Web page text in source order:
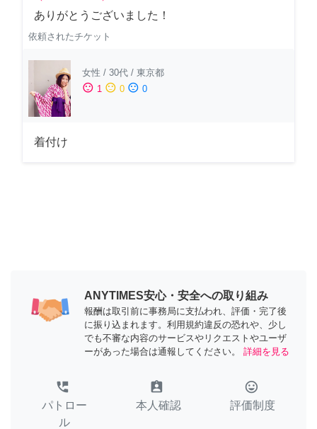
ありがとうございました！
依頼されたチケット
女性 / 30代 / 東京都
sentiment_satisfied 1 sentiment_neutral 0 sentiment_dissatisfied 0
着付け
ANYTIMES安心・安全への取り組み
報酬は取引前に事務局に支払われ、評価・完了後
に振り込まれます。利用規約違反の恐れや、少し
でも不審な内容のサービスやリクエストやユーザ
ーがあった場合は通報してください。
詳細を見る
perm_phone_msg
パトロー
ル
assignment_ind
本人確認
tag_faces
評価制度